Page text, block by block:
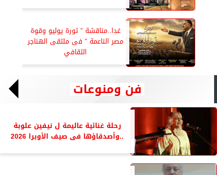
غدا..مناقشة ” ثورة يوليو وقوة
مصر الناعمة ” فى ملتقى الهناجر
الثقافي
فن ومنوعات
رحلة غنائية عاليمة ل نيفين علوبة
..وأصدقاؤها فى صيف الأوبرا 2026